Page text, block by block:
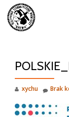
Przejdź
xychu Brak